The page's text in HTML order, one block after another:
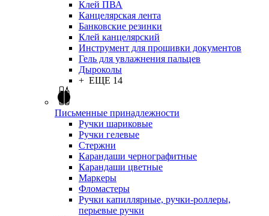
Клей ПВА
Канцелярская лента
Банковские резинки
Клей канцелярский
Инструмент для прошивки документов
Гель для увлажнения пальцев
Дыроколы
+ ЕЩЕ 14
Письменные принадлежности
Ручки шариковые
Ручки гелевые
Стержни
Карандаши чернографитные
Карандаши цветные
Маркеры
Фломастеры
Ручки капиллярные, ручки-роллеры,
перьевые ручки